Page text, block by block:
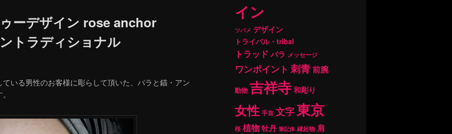
ーデザイン rose anchor
トラディショナル
いる男性のお客様に彫らして頂いた、バラと錨・アン
イン
ツバメ デザイン
トライバル・tribal
トラッド バラ メッセージ
ワンポイント 刺青前腕
動物 吉祥寺和彫り
女性 手首 文字東京
桜 植物牡丹 筆記体 縁起物 肩